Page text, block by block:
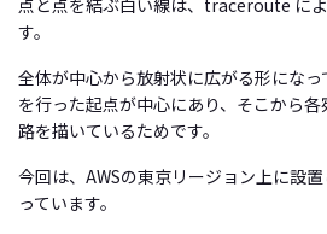
す。
全体が中心から放射状に広がる形にな
を行った起点が中心にあり、そこから
路を描いているためです。
今回は、AWSの東京リージョン上に設
っています。